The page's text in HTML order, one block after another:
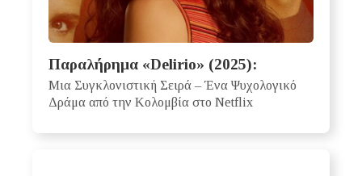
Παραλήρημα «Delirio» (2025):
Μια Συγκλονιστική Σειρά – Ένα Ψυχολογικό
Δράμα από την Κολομβία στο Netflix